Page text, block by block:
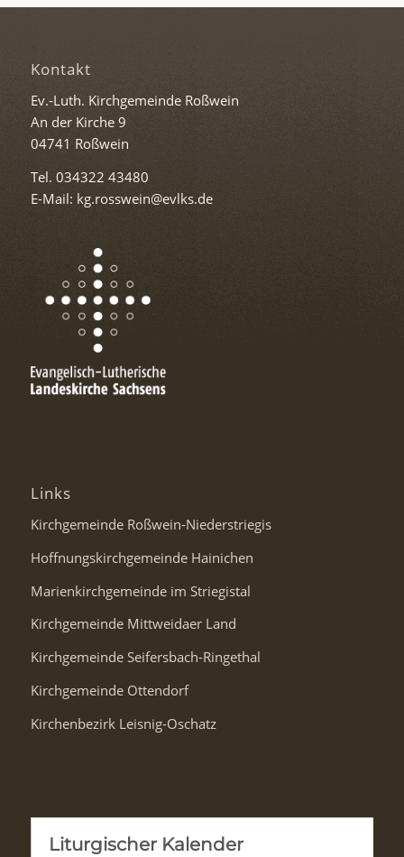
Kontakt
Ev.-Luth. Kirchgemeinde Roßwein
An der Kirche 9
04741 Roßwein
Tel. 034322 43480
E-Mail: kg.rosswein@evlks.de
Links
Kirchgemeinde Roßwein-Niederstriegis
Hoffnungskirchgemeinde Hainichen
Marienkirchgemeinde im Striegistal
Kirchgemeinde Mittweidaer Land
Kirchgemeinde Seifersbach-Ringethal
Kirchgemeinde Ottendorf
Kirchenbezirk Leisnig-Oschatz